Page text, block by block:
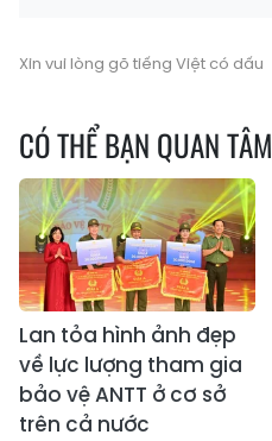
Xin vui lòng gõ tiếng Việt có dấu
CÓ THỂ BẠN QUAN TÂM
Lan tỏa hình ảnh đẹp
về lực lượng tham gia
bảo vệ ANTT ở cơ sở
trên cả nước